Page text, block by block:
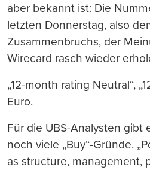
aber bekannt ist: Die
letzten Donnerstag, also
Zusammenbruchs, der
Wirecard rasch wieder
„12-month rating Neutral“,
Euro.
Für die UBS-Analysten gibt
noch viele „Buy“-Gründe.
as structure, management,